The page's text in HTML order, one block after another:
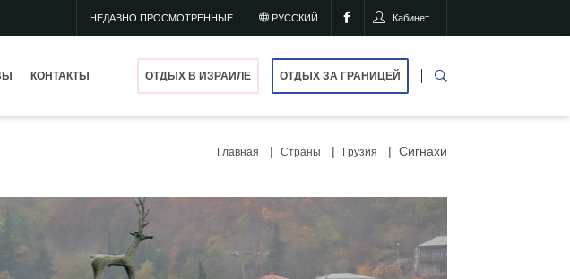
НЕДАВНО ПРОСМОТРЕННЫЕ РУССКИЙ Кабинет
КОНТАКТЫ ОТДЫХ В ИЗРАИЛЕ ОТДЫХ ЗА ГРАНИЦЕЙ
Главная Страны Грузия Сигнахи